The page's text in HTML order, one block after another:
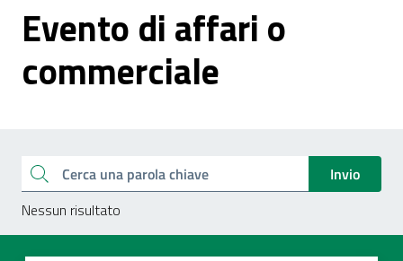
Evento di affari o
commerciale
Esplora tutti i documenti
Cerca una parola chiave
Invio
Nessun risultato